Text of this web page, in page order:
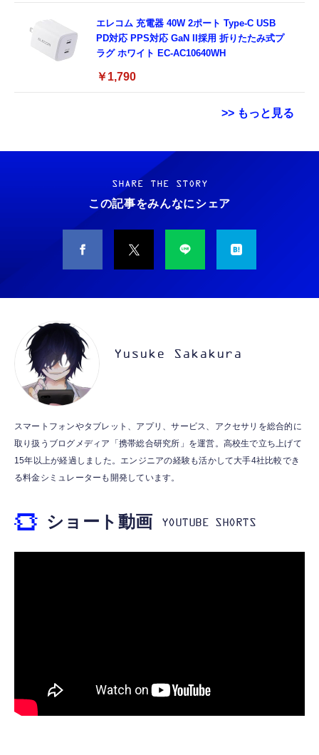
エレコム 充電器 40W 2ポート Type-C USB
PD対応 PPS対応 GaN II採用 折りたたみ式プ
ラグ ホワイト EC-AC10640WH
￥1,790
>> もっと見る
【整備済み品】 Apple iPhone 14 128GB イ
エロー SIMフリー 5G対応 (整備済み品)
￥56,051
3.5インチ NAS丶パソコンPC丶サーバー対応
ハードディスク 保証1年
HDMI/DisplayPort/VGA｜5ms 応答｜ブルー
ライトカット & フリッカーフリー｜VESA 対
【整備済み品】 Nintendo Switch Lite 本体
ターコイズ (整備済み品)
￥25,540
グレー (整備済み品)
Grithope イヤホン タイプC【2026新モデル
耐久性】 有線イヤホン マイク付き HiFi音質
ノイズ低減 重低音 遅延なし
￥949
タイプc 寝ホンイヤホン 寝ホン type-c 有線
睡眠用イヤホン 【音質強化バージョン
￥2,199
MFi認証 【ハイレゾ音質】 内蔵DAC 遅延な
【HIFI音質】iphone イヤホンジャック ライ
トニング イヤホン 変換 MFI認証 4極 内蔵
DAC 遅延なし 音量調節/音楽
￥999
寝ホン 睡眠用イヤホン 寝ながら 痛くない 超
軽量2.8g ASMR推薦 ワイヤレス
コカ・コーラ 綾鷹 525mlPET×24本
￥1,663
コカ・コーラ 爽健美茶 600mlPET×24本
￥1,882
2L×9本
￥1,359
コカ・コーラ 500mlPET×24本
￥1,999
健康ミネラルむぎ茶 2L×9本 ペットボトル
SHARE THE STORY
この記事をみんなにシェア
Yusuke Sakakura
スマートフォンやタブレット、アプリ、サービス、アクセサリを総合的に
取り扱うブログメディア「携帯総合研究所」を運営。高校生で立ち上げて
15年以上が経過しました。エンジニアの経験も活かして大手4社比較でき
る料金シミュレーターも開発しています。
ショート動画